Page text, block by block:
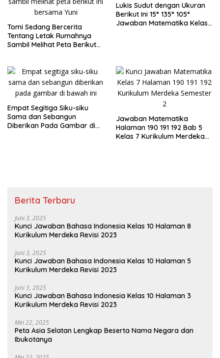
Tomi Sedang Bercerita
Tentang Letak Rumahnya
Sambil Melihat Peta Berikut
Lukis Sudut dengan Ukuran
Berikut Ini 15° 135° 105°
Jawaban Matematika Kelas
Empat Segitiga Siku-siku
Sama dan Sebangun
Diberikan Pada Gambar di
Jawaban Matematika
Halaman 190 191 192 Bab 5
Kelas 7 Kurikulum Merdeka
Berita Terbaru
Juni 3, 2025
Kunci Jawaban Bahasa Indonesia Kelas 10 Halaman 8
Kurikulum Merdeka Revisi 2023
Juni 3, 2025
Kunci Jawaban Bahasa Indonesia Kelas 10 Halaman 5
Kurikulum Merdeka Revisi 2023
Juni 3, 2025
Kunci Jawaban Bahasa Indonesia Kelas 10 Halaman 3
Kurikulum Merdeka Revisi 2023
Mei 22, 2025
Peta Asia Selatan Lengkap Beserta Nama Negara dan
Ibukotanya